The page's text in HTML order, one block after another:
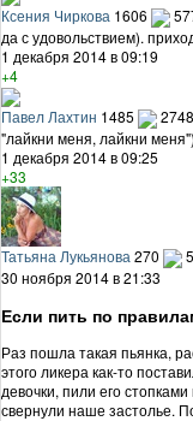
Ксения Чиркова 1606
да с удовольствием).
1 декабря 2014 в 09:19
+4
Павел Лахтин 1485
"лайкни меня, лайкни
1 декабря 2014 в 09:25
+33
Татьяна Лукьянова 270
30 ноября 2014 в 21:33
Если пить по
Раз пошла такая пьянка,
этого ликера как-то
девочки, пили его
свернули наше застолье.